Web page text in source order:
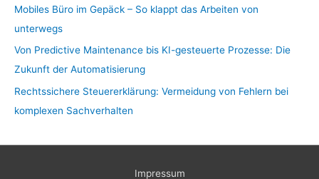
Mobiles Büro im Gepäck – So klappt das Arbeiten von
unterwegs
Von Predictive Maintenance bis KI-gesteuerte Prozesse: Die
Zukunft der Automatisierung
Rechtssichere Steuererklärung: Vermeidung von Fehlern bei
komplexen Sachverhalten
Impressum